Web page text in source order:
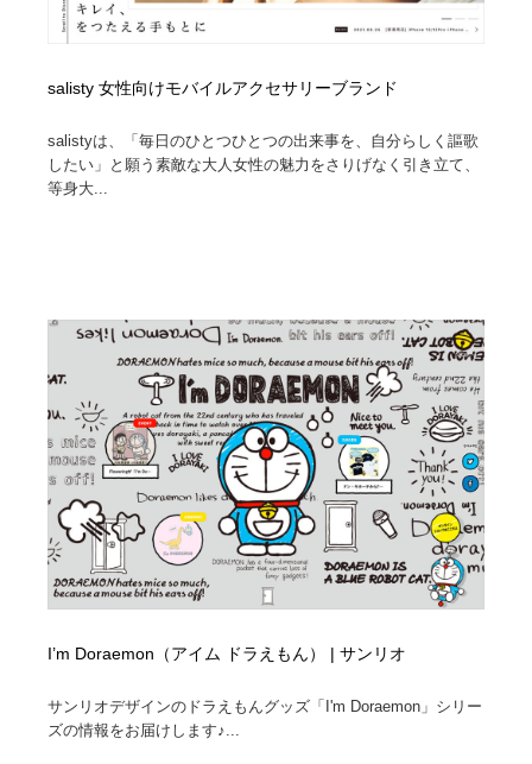
salisty 女性向けモバイルアクセサリーブランド
salistyは、「毎日のひとつひとつの出来事を、自分らしく謳歌
したい」と願う素敵な大人女性の魅力をさりげなく引き立て、
等身大...
I’m Doraemon（アイム ドラえもん） | サンリオ
サンリオデザインのドラえもんグッズ「I'm Doraemon」シリー
ズの情報をお届けします♪...